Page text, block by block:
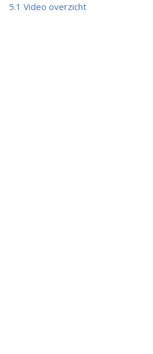
5.1 Video overzicht